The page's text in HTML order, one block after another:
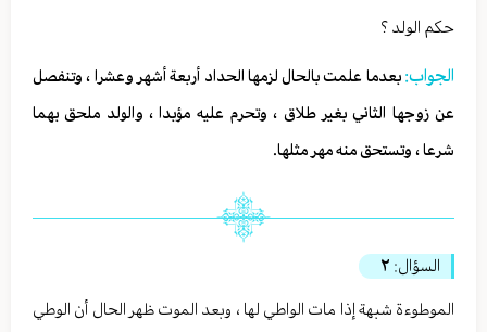
حكم الولد ؟
الجواب:بعدما علمت بالحال لزمها الحداد أربعة أشهر وعشرا ، وتنفصل
عن زوجها الثاني بغير طلاق ، وتحرم عليه مؤبدا ، والولد ملحق بهما
شرعا ، وتستحق منه مهر مثلها.
السؤال: ٢
الموطوءة شبهة إذا مات الواطي لها ، وبعد الموت ظهر الحال أن الوطي